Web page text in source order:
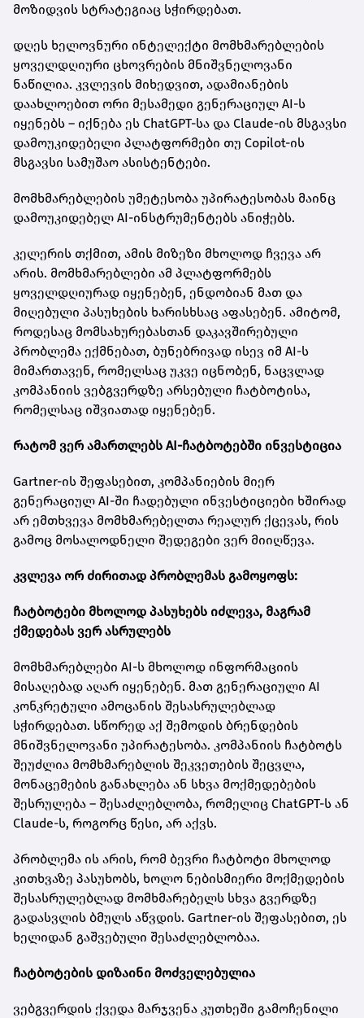
მოზიდვის სტრატეგიაც სჭირდებათ.
დღეს ხელოვნური ინტელექტი მომხმარებლების
ყოველდღიური ცხოვრების მნიშვნელოვანი
ნაწილია. კვლევის მიხედვით, ადამიანების
დაახლოებით ორი მესამედი გენერაციულ AI-ს
იყენებს – იქნება ეს ChatGPT-სა და Claude-ის მსგავსი
დამოუკიდებელი პლატფორმები თუ Copilot-ის
მსგავსი სამუშაო ასისტენტები.
მომხმარებლების უმეტესობა უპირატესობას მაინც
დამოუკიდებელ AI-ინსტრუმენტებს ანიჭებს.
კელერის თქმით, ამის მიზეზი მხოლოდ ჩვევა არ
არის. მომხმარებლები ამ პლატფორმებს
ყოველდღიურად იყენებენ, ენდობიან მათ და
მიღებული პასუხების ხარისხსაც აფასებენ. ამიტომ,
როდესაც მომსახურებასთან დაკავშირებული
პრობლემა ექმნებათ, ბუნებრივად ისევ იმ AI-ს
მიმართავენ, რომელსაც უკვე იცნობენ, ნაცვლად
კომპანიის ვებგვერდზე არსებული ჩატბოტისა,
რომელსაც იშვიათად იყენებენ.
რატომ ვერ ამართლებს AI-ჩატბოტებში ინვესტიცია
Gartner-ის შეფასებით, კომპანიების მიერ
გენერაციულ AI-ში ჩადებული ინვესტიციები ხშირად
არ ემთხვევა მომხმარებელთა რეალურ ქცევას, რის
გამოც მოსალოდნელი შედეგები ვერ მიიღწევა.
კვლევა ორ ძირითად პრობლემას გამოყოფს:
ჩატბოტები მხოლოდ პასუხებს იძლევა, მაგრამ
ქმედებას ვერ ასრულებს
მომხმარებლები AI-ს მხოლოდ ინფორმაციის
მისაღებად აღარ იყენებენ. მათ გენერაციული AI
კონკრეტული ამოცანის შესასრულებლად
სჭირდებათ. სწორედ აქ შემოდის ბრენდების
მნიშვნელოვანი უპირატესობა. კომპანიის ჩატბოტს
შეუძლია მომხმარებლის შეკვეთების შეცვლა,
მონაცემების განახლება ან სხვა მოქმედებების
შესრულება – შესაძლებლობა, რომელიც ChatGPT-ს ან
Claude-ს, როგორც წესი, არ აქვს.
პრობლემა ის არის, რომ ბევრი ჩატბოტი მხოლოდ
კითხვაზე პასუხობს, ხოლო ნებისმიერი მოქმედების
შესასრულებლად მომხმარებელს სხვა გვერდზე
გადასვლის ბმულს აწვდის. Gartner-ის შეფასებით, ეს
ხელიდან გაშვებული შესაძლებლობაა.
ჩატბოტების დიზაინი მოძველებულია
ვებგვერდის ქვედა მარჯვენა კუთხეში გამოჩენილი